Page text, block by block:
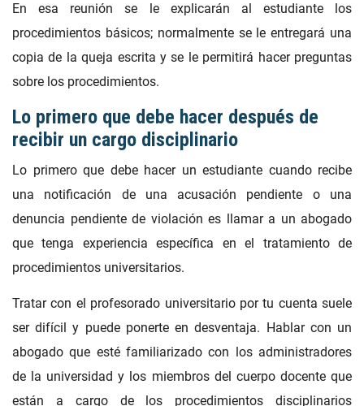
En esa reunión se le explicarán al estudiante los
procedimientos básicos; normalmente se le entregará una
copia de la queja escrita y se le permitirá hacer preguntas
sobre los procedimientos.
Lo primero que debe hacer después de
recibir un cargo disciplinario
Lo primero que debe hacer un estudiante cuando recibe
una notificación de una acusación pendiente o una
denuncia pendiente de violación es llamar a un abogado
que tenga experiencia específica en el tratamiento de
procedimientos universitarios.
Tratar con el profesorado universitario por tu cuenta suele
ser difícil y puede ponerte en desventaja. Hablar con un
abogado que esté familiarizado con los administradores
de la universidad y los miembros del cuerpo docente que
están a cargo de los procedimientos disciplinarios